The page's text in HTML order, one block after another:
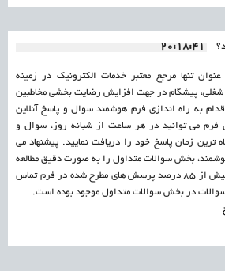
تنها مرجع معتبر خدمات الکترونیک در زمینه
پیشگام در جهت افزایش رضایت بخشی مخاطبین
به راه اندازی فرم هوشمند سوال و پاسخ آنلاین
فرم می توانید در هر ساعت از شبانه روز، سوال و
ترین زمان پاسخ خود را دریافت نمایید. پیشنهاد می
بخش سوالات متداول را به صورت دقیق مطالعه
نمایید. بر اساس آمار، جواب بیش از 85 درصد پرسش های مطرح شده در فرم تماس
سوالات در بخش سوالات متداول موجود بوده است.